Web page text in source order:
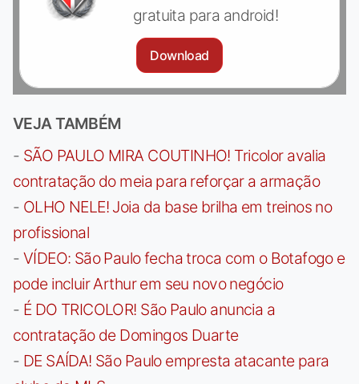
gratuita para android!
Download
VEJA TAMBÉM
- SÃO PAULO MIRA COUTINHO! Tricolor avalia
contratação do meia para reforçar a armação
- OLHO NELE! Joia da base brilha em treinos no
profissional
- VÍDEO: São Paulo fecha troca com o Botafogo e
pode incluir Arthur em seu novo negócio
- É DO TRICOLOR! São Paulo anuncia a
contratação de Domingos Duarte
- DE SAÍDA! São Paulo empresta atacante para